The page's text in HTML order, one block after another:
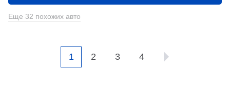
Еще 32 похожих авто
1 2 3 4